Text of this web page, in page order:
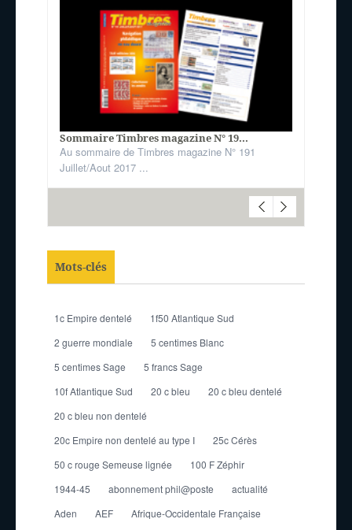
Sommaire Timbres magazine N° 19...
Au sommaire de Timbres magazine N° 191
Juillet/Aout 2017 ...
Mots-clés
1c Empire dentelé
1f50 Atlantique Sud
2 guerre mondiale
5 centimes Blanc
5 centimes Sage
5 francs Sage
10f Atlantique Sud
20 c bleu
20 c bleu dentelé
20 c bleu non dentelé
20c Empire non dentelé au type I
25c Cérès
50 c rouge Semeuse lignée
100 F Zéphir
1944-45
abonnement phil@poste
actualité
Aden
AEF
Afrique-Occidentale Française